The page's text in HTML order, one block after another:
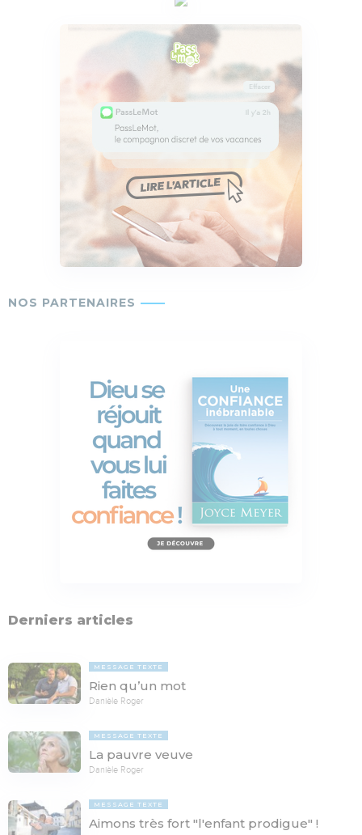
Derniers articles
MESSAGE TEXTE
Rien qu’un mot
Danièle Roger
MESSAGE TEXTE
La pauvre veuve
Danièle Roger
MESSAGE TEXTE
Aimons très fort "l'enfant prodigue" !